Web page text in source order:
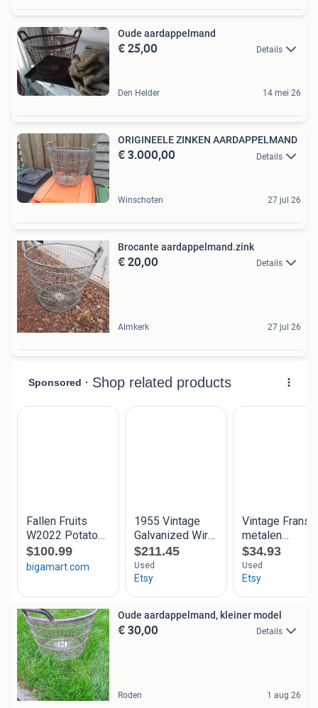
Oude aardappelmand
€ 25,00 Details
Den Helder 14 mei 26
ORIGINEELE ZINKEN AARDAPPELMAND
€ 3.000,00 Details
Winschoten 27 jul 26
Brocante aardappelmand.zink
€ 20,00 Details
Almkerk 27 jul 26
Oude aardappelmand, kleiner model
€ 30,00 Details
Roden 1 aug 26